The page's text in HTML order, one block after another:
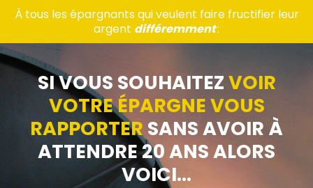
À tous les épargnants qui veulent faire fructifier leur
argent différemment:
SI VOUS SOUHAITEZVOIR
VOTRE ÉPARGNE VOUS
RAPPORTERSANS AVOIR À
ATTENDRE 20 ANS ALORS
VOICI...